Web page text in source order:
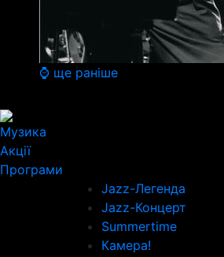
⌚ ще раніше
Музика
Акції
Програми
Jazz-Легенда
Jazz-Концерт
Summertime
Камера!